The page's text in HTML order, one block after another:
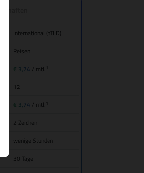
International (nTLD)
Reisen
€ 3,74 / mtl.
12
€ 3,74 / mtl.
2 Zeichen
wenige Stunden
30 Tage